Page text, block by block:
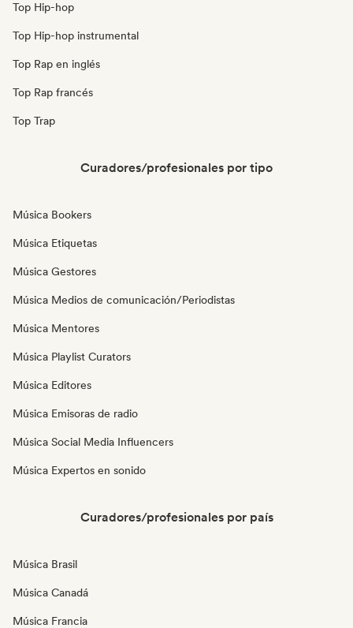
Top Hip-hop
Top Hip-hop instrumental
Top Rap en inglés
Top Rap francés
Top Trap
Curadores/profesionales por tipo
Música Bookers
Música Etiquetas
Música Gestores
Música Medios de comunicación/Periodistas
Música Mentores
Música Playlist Curators
Música Editores
Música Emisoras de radio
Música Social Media Influencers
Música Expertos en sonido
Curadores/profesionales por país
Música Brasil
Música Canadá
Música Francia